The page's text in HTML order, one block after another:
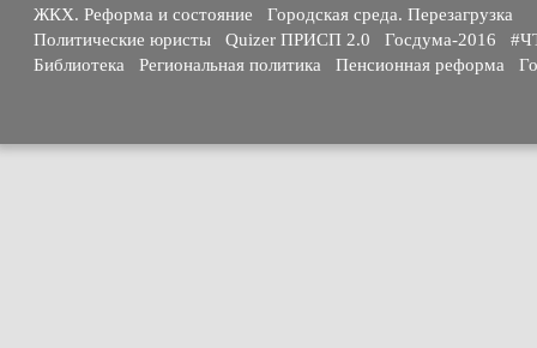
ЖКХ. Реформа и состояние
Городская среда. Перезагрузка
Политические юристы
Quizer ПРИСП 2.0 Госдума-2016
Библиотека
Региональная политика Пенсионная реформа